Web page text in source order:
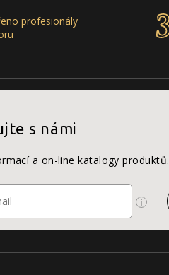
profesionály
s námi
a on-line katalogy produktů.